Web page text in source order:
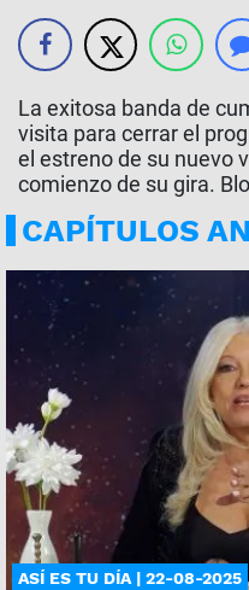
La exitosa banda de
visita para cerrar el
el estreno de su nuevo
comienzo de su gira.
CAPÍTULOS
ASÍ ES TU DÍA | 22-08-2025